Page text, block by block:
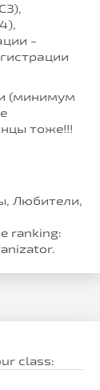
-
(минимум
тоже!!!
Любители,
ranking:
class: